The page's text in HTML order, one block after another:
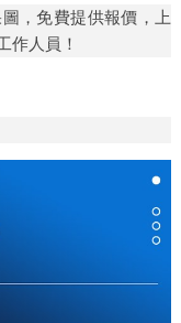
，免費提供報價，上
作人員！